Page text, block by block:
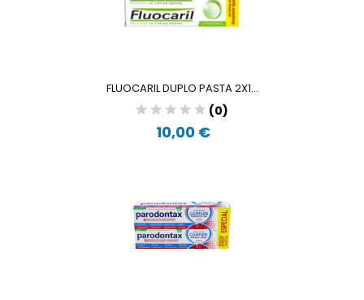
FLUOCARIL DUPLO PASTA 2X1...
(0)
10,00 €